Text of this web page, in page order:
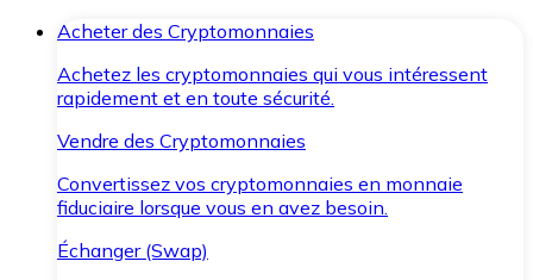
Acheter des Cryptomonnaies
Achetez les cryptomonnaies qui vous intéressent
rapidement et en toute sécurité.
Vendre des Cryptomonnaies
Convertissez vos cryptomonnaies en monnaie
fiduciaire lorsque vous en avez besoin.
Échanger (Swap)